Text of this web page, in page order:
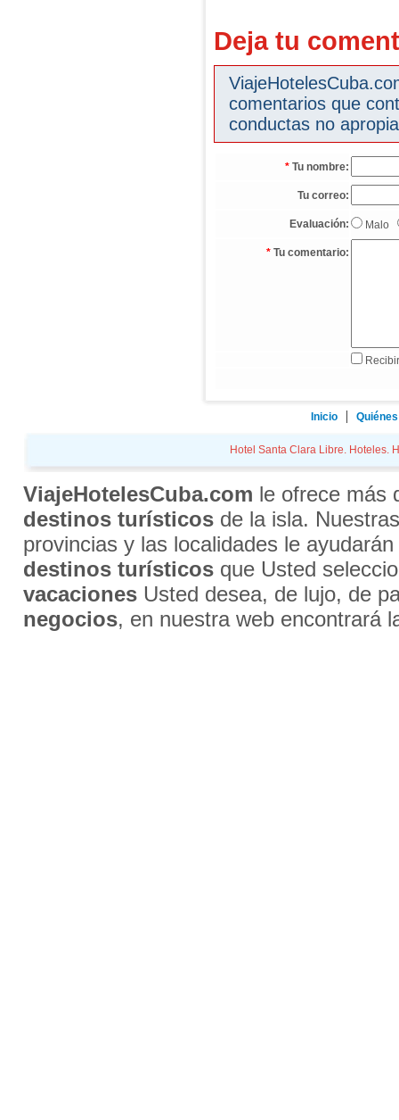
Deja tu
comentarios que
conductas no
* Tu nombre:
Tu correo:
Evaluación: Malo
* Tu comentario:
Inicio
Hotel Santa Clara Libre. Hoteles.
ViajeHotelesCuba.com le ofrece más
destinos turísticosde la isla.
provincias y las localidades le
destinos turísticosque Usted
vacacionesUsted desea, de lujo, de
negocios, en nuestra web encontrará